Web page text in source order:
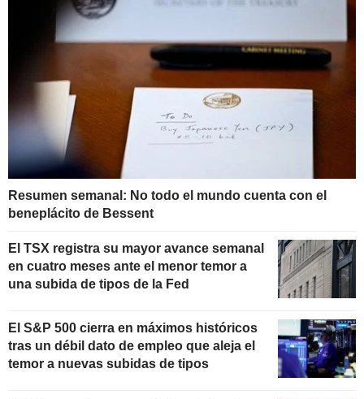
Resumen semanal: No todo el mundo cuenta con el
beneplácito de Bessent
El TSX registra su mayor avance semanal
en cuatro meses ante el menor temor a
una subida de tipos de la Fed
El S&P 500 cierra en máximos históricos
tras un débil dato de empleo que aleja el
temor a nuevas subidas de tipos